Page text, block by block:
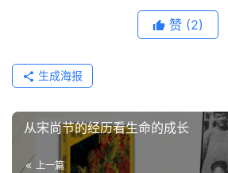
赞 (2)
生成海报
从宋尚节的经历看生命的成长
上一篇